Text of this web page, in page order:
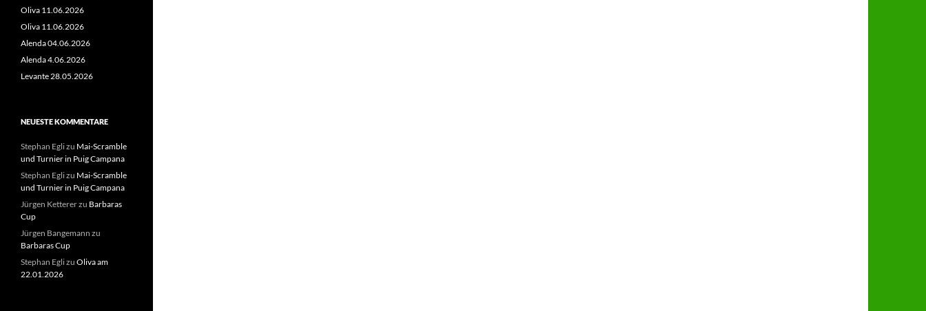
Oliva 11.06.2026
Oliva 11.06.2026
Alenda 04.06.2026
Alenda 4.06.2026
Levante 28.05.2026
NEUESTE KOMMENTARE
Stephan Eglizu Mai-Scramble
und Turnier in Puig Campana
Stephan Eglizu Mai-Scramble
und Turnier in Puig Campana
Jürgen Kettererzu Barbaras
Cup
Jürgen Bangemann zu
Barbaras Cup
Stephan Eglizu Oliva am
22.01.2026